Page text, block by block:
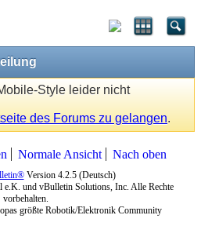
Style leider nicht
des Forums zu gelangen.
Normale Ansicht Nach oben
Version 4.2.5 (Deutsch)
und vBulletin Solutions, Inc. Alle Rechte
vorbehalten.
größte Robotik/Elektronik Community